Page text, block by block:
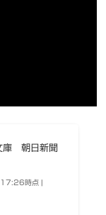
朝日新聞
時点 |